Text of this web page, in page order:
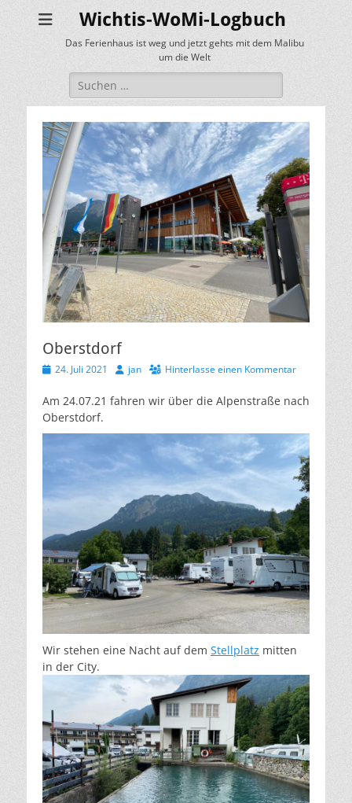
Wichtis-WoMi-Logbuch
Das Ferienhaus ist weg und jetzt gehts mit dem Malibu
um die Welt
Suche
nach:
Oberstdorf
Veröffentlicht
24. Juli 2021 Autor
jan Hinterlasse einen Kommentar
Am 24.07.21 fahren wir über die Alpenstraße nach
Oberstdorf.
Wir stehen eine Nacht auf dem Stellplatz mitten
in der City.